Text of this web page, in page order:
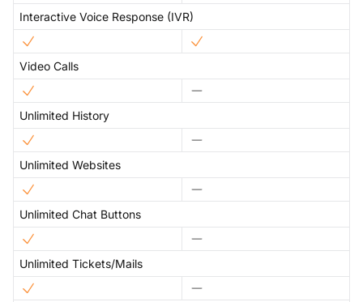
Interactive Voice Response (IVR)
Video Calls
Unlimited History
Unlimited Websites
Unlimited Chat Buttons
Unlimited Tickets/Mails